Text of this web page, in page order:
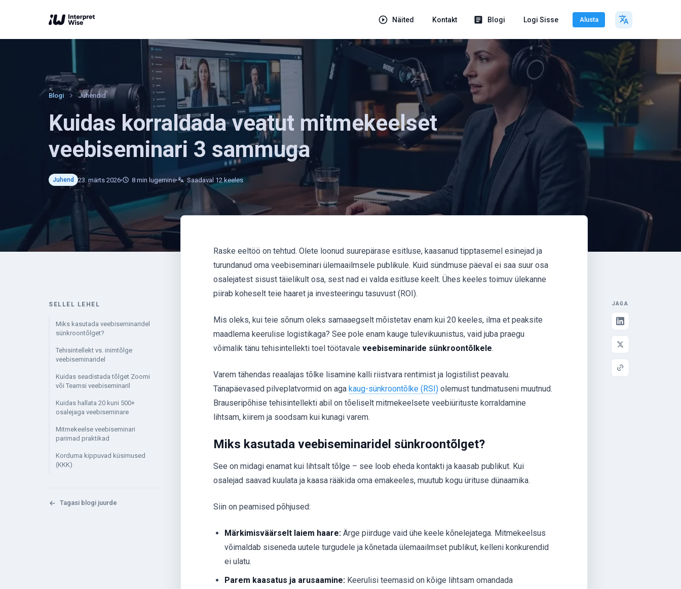
Näited Kontakt Blogi Logi Sisse Alusta
Blogi Juhendid
Kuidas korraldada veatut mitmekeelset
veebiseminari 3 sammuga
Juhend 23. märts 2026 8 min lugemine Saadaval 12 keeles
SELLEL LEHEL
Miks kasutada veebiseminaridel
sünkroontõlget?
Tehisintellekt vs. inimtõlge
veebiseminaridel
Kuidas seadistada tõlget Zoomi
või Teamsi veebiseminaril
Kuidas hallata 20 kuni 500+
osalejaga veebiseminare
Mitmekeelse veebiseminari
parimad praktikad
Korduma kippuvad küsimused
(KKK)
Tagasi blogi juurde
Raske eeltöö on tehtud. Olete loonud suurepärase esitluse, kaasanud tipptasemel esinejad ja
turundanud oma veebiseminari ülemaailmsele publikule. Kuid sündmuse päeval ei saa suur osa
osalejatest sisust täielikult osa, sest nad ei valda esitluse keelt. Ühes keeles toimuv ülekanne
piirab koheselt teie haaret ja investeeringu tasuvust (ROI).
Mis oleks, kui teie sõnum oleks samaaegselt mõistetav enam kui 20 keeles, ilma et peaksite
maadlema keerulise logistikaga? See pole enam kauge tulevikuunistus, vaid juba praegu
võimalik tänu tehisintellekti toel töötavale veebiseminaride sünkroontõlkele.
Varem tähendas reaalajas tõlke lisamine kalli riistvara rentimist ja logistilist peavalu.
Tänapäevased pilveplatvormid on aga kaug-sünkroontõlke (RSI) olemust tundmatuseni muutnud.
Brauseripõhise tehisintellekti abil on tõeliselt mitmekeelsete veebiürituste korraldamine
lihtsam, kiirem ja soodsam kui kunagi varem.
Miks kasutada veebiseminaridel sünkroontõlget?
See on midagi enamat kui lihtsalt tõlge – see loob eheda kontakti ja kaasab publikut. Kui
osalejad saavad kuulata ja kaasa rääkida oma emakeeles, muutub kogu ürituse dünaamika.
Siin on peamised põhjused:
Märkimisväärselt laiem haare: Ärge piirduge vaid ühe keele kõnelejatega. Mitmekeelsus
võimaldab siseneda uutele turgudele ja kõnetada ülemaailmset publikut, kelleni konkurendid
ei ulatu.
Parem kaasatus ja arusaamine: Keerulisi teemasid on kõige lihtsam omandada
JAGA